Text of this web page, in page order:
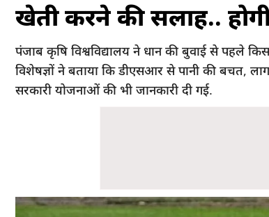
खेती करने की सलाह..
पंजाब कृषि विश्वविद्यालय ने धान की बुवाई से पहले
विशेषज्ञों ने बताया कि डीएसआर से पानी की बचत,
सरकारी योजनाओं की भी जानकारी दी गई.